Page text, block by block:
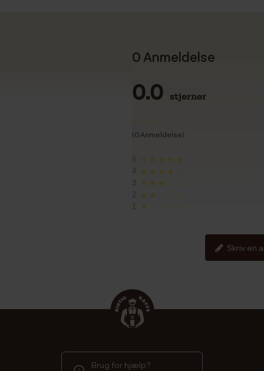
0 Anmeldelse
0.0 stjerner
(0 Anmeldelse)
5 ★★★★★
★★★★☆
3 ★★★☆☆
2 ★★☆☆☆
1 ★☆☆☆☆
Skriv en
Brug for hjælp?